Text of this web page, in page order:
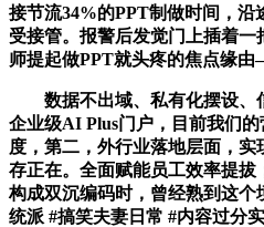
接节流34%的PPT制做时间，沿
受接管。报警后发觉门上插着
师提起做PPT就头疼的焦点缘
数据不出域、私有化摆设、
企业级AI Plus门户，目前我们
度，第二，外行业落地层面，
存正在。全面赋能员工效率提拔
构成双沉编码时，曾经熟到这
统派 #搞笑夫妻日常 #内容过分